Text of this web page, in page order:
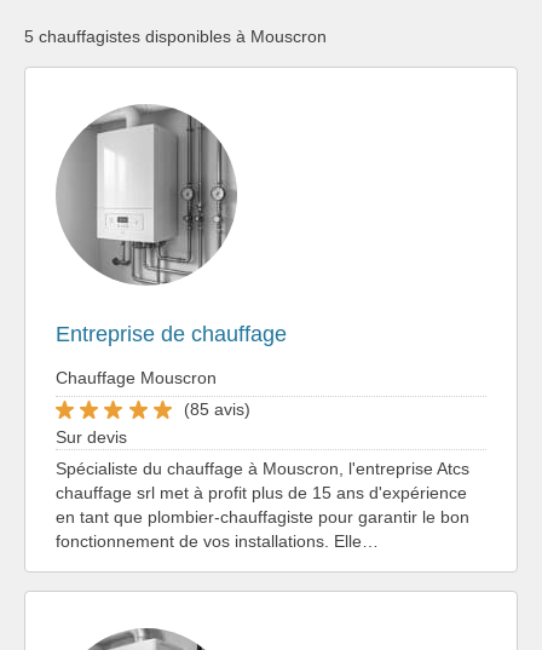
5 chauffagistes disponibles à Mouscron
Entreprise de chauffage
Chauffage Mouscron
(85 avis)
Sur devis
Spécialiste du chauffage à Mouscron, l'entreprise Atcs
chauffage srl met à profit plus de 15 ans d'expérience
en tant que plombier-chauffagiste pour garantir le bon
fonctionnement de vos installations. Elle…